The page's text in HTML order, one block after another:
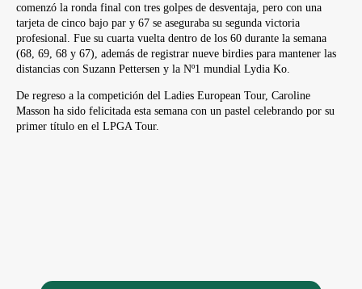
comenzó la ronda final con tres golpes de desventaja, pero con una
tarjeta de cinco bajo par y 67 se aseguraba su segunda victoria
profesional. Fue su cuarta vuelta dentro de los 60 durante la semana
(68, 69, 68 y 67), además de registrar nueve birdies para mantener las
distancias con Suzann Pettersen y la Nº1 mundial Lydia Ko.
De regreso a la competición del Ladies European Tour, Caroline
Masson ha sido felicitada esta semana con un pastel celebrando por su
primer título en el LPGA Tour.